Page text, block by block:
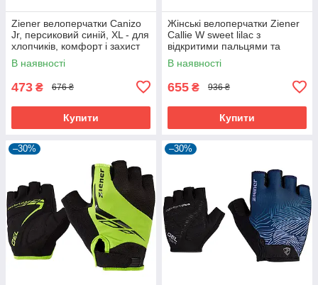
Ziener велоперчатки Canizo
Jr, персиковий синій, XL - для
хлопчиків, комфорт і захист
В наявності
473 ₴ 676 ₴
Купити
Жінські велоперчатки Ziener
Callie W sweet lilac з
відкритими пальцями та
дихаючою шкірою Amara
В наявності
655 ₴ 936 ₴
Купити
–30% –30%